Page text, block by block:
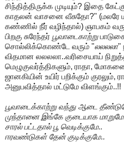
சிந்தித்திருக்க முடியும்? இதை
காதலன் வாசனை வீசுதோ?" (மலரே
கண்ணில் நீர் வழிந்தால்) ஞாபகம்
பிறகு சுரேந்தர் பூவாடைகாற்று
சொல்லிக்கொண்டே வரும் "லலலலா"
விதமான லலலலா..வரிசையாய்
மெழுகுவர்த்திகளும், ராதா, மோகனை
ஜானகியின் உயிர் பறிக்கும் குரலும்,
அனுபவித்தால் மட்டுமே விளங்கும்..!!
பூவாடைக்காற்று வந்து ஆடை
முந்தானை இங்கே குடையாக
சாரல் பட்டதால் பூ வெடிக்குமே..
ஈரவண்டுகள் தேன் குடிக்குமே..